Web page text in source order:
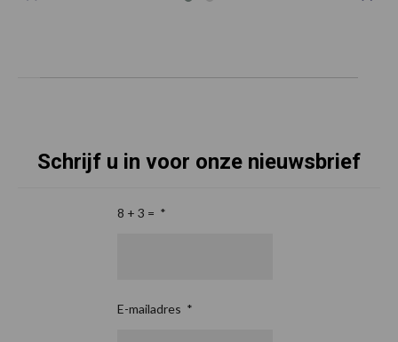
Schrijf u in voor onze nieuwsbrief
8 + 3 = *
E-mailadres *